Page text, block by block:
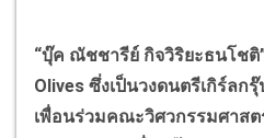
“บุ๊ค ณัชชารีย์ กิจวิริยะธนโช
Olives ซึ่งเป็นวงดนตรีเกิร์ลก
เพื่อนร่วมคณะวิศวกรรมศาส